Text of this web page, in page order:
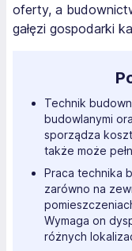
oferty, a
gałęzi gospodarki
Technik
budowlanymi
sporządza
także może
Praca technika
zarówno na
Wymaga on
różnych